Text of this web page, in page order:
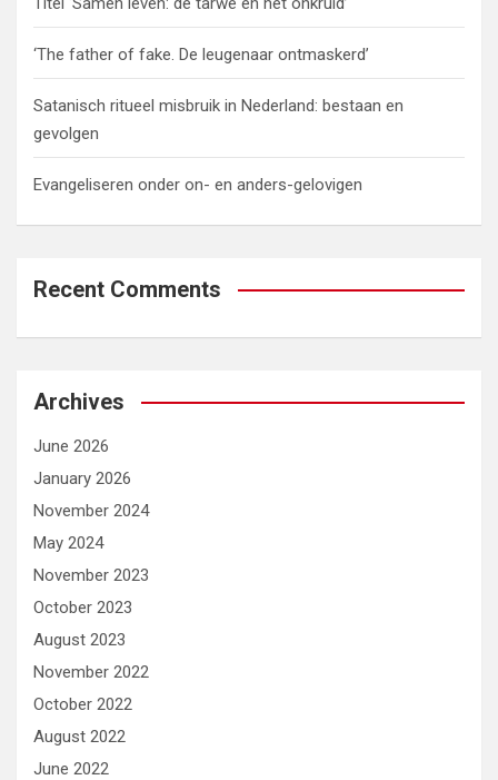
‘The father of fake. De leugenaar ontmaskerd’
Satanisch ritueel misbruik in Nederland: bestaan en
gevolgen
Evangeliseren onder on- en anders-gelovigen
Recent Comments
Archives
June 2026
January 2026
November 2024
May 2024
November 2023
October 2023
August 2023
November 2022
October 2022
August 2022
June 2022